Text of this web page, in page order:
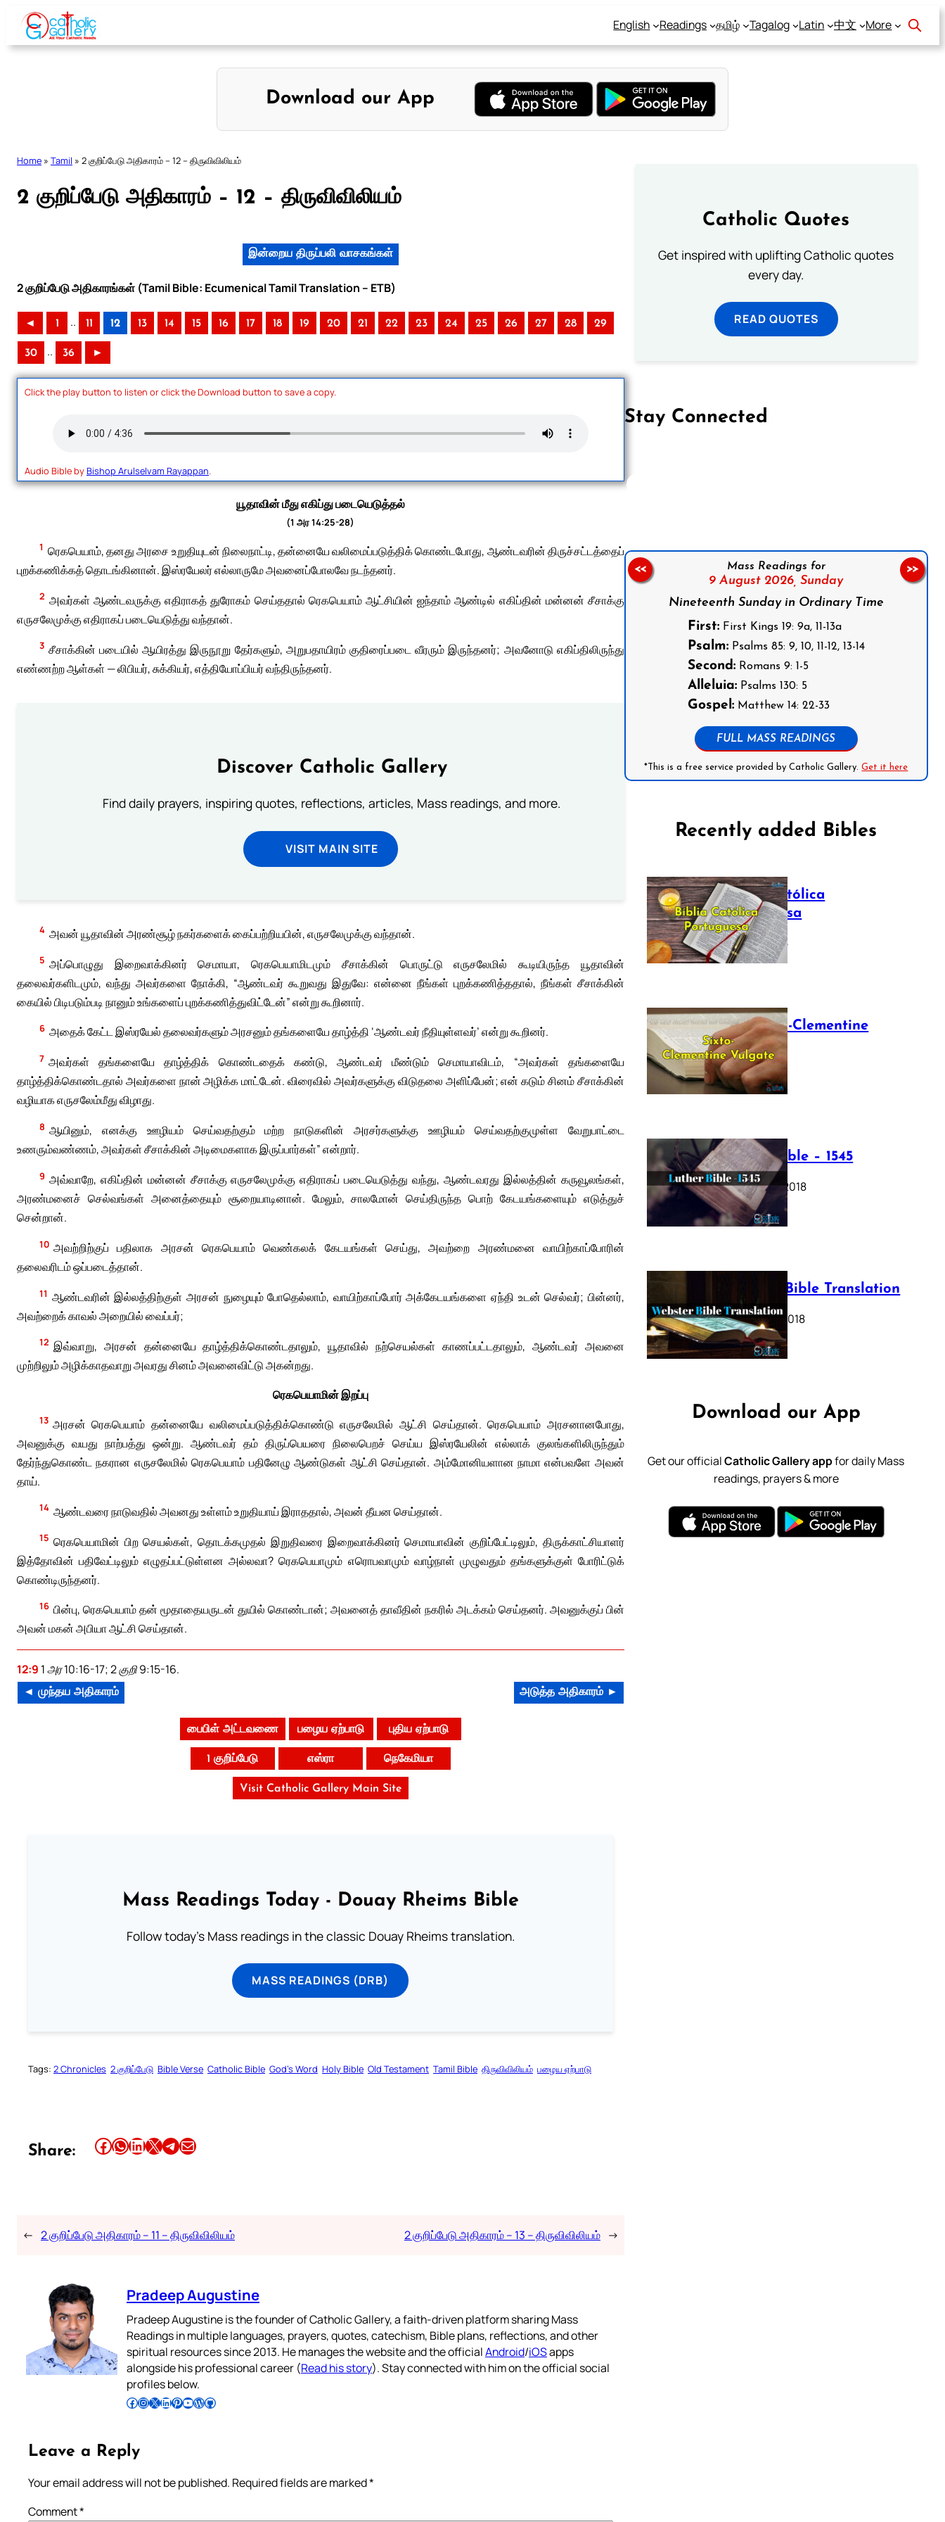
Skip
content
English Readings தமிழ் Tagalog Latin 中文 More
Download our App
Home » Tamil » 2 குறிப்பேடு அதிகாரம் – 12 – திருவிவிலியம்
2 குறிப்பேடு அதிகாரம் – 12 – திருவிவிலியம்
இன்றைய திருப்பலி வாசகங்கள்
2 குறிப்பேடு அதிகாரங்கள் (Tamil Bible: Ecumenical Tamil Translation – ETB)
◄ 1 .. 11 12 13 14 15 16 17 18 19 20 21 22 23 24 25 26 27 28 29
30 .. 36 ►
Click the play button to listen or click the Download button to save a copy.
Audio Bible byBishop Arulselvam Rayappan.
யூதாவின் மீது எகிப்து படையெடுத்தல்
(1 அர 14:25-28)
1 ரெகபெயாம், தனது அரசை உறுதியுடன் நிலைநாட்டி, தன்னையே வலிமைப்படுத்திக் கொண்டபோது, ஆண்டவரின் திருச்சட்டத்தைப்
புறக்கணிக்கத் தொடங்கினான். இஸ்ரயேலர் எல்லாருமே அவனைப்போலவே நடந்தனர்.
2 அவர்கள் ஆண்டவருக்கு எதிராகத் துரோகம் செய்ததால் ரெகபெயாம் ஆட்சியின் ஐந்தாம் ஆண்டில் எகிப்தின் மன்னன் சீசாக்கு
எருசலேமுக்கு எதிராகப் படையெடுத்து வந்தான்.
3 சீசாக்கின் படையில் ஆயிரத்து இருநூறு தேர்களும், அறுபதாயிரம் குதிரைப்படை வீரரும் இருந்தனர்; அவனோடு எகிப்திலிருந்து
எண்ணற்ற ஆள்கள் — லிபியர், சுக்கியர், எத்தியோப்பியர் வந்திருந்தனர்.
Discover Catholic Gallery
Find daily prayers, inspiring quotes, reflections, articles, Mass readings, and more.
VISIT MAIN SITE
4 அவன் யூதாவின் அரண்சூழ் நகர்களைக் கைப்பற்றியபின், எருசலேமுக்கு வந்தான்.
5 அப்பொழுது இறைவாக்கினர் செமாயா, ரெகபெயாமிடமும் சீசாக்கின் பொருட்டு எருசலேமில் கூடியிருந்த யூதாவின்
தலைவர்களிடமும், வந்து அவர்களை நோக்கி, “ஆண்டவர் கூறுவது இதுவே: என்னை நீங்கள் புறக்கணித்ததால், நீங்கள் சீசாக்கின்
கையில் பிடிபடும்படி நானும் உங்களைப் புறக்கணித்துவிட்டேன்” என்று கூறினார்.
6 அதைக் கேட்ட இஸ்ரயேல் தலைவர்களும் அரசனும் தங்களையே தாழ்த்தி ‘ஆண்டவர் நீதியுள்ளவர்’ என்று கூறினர்.
7 அவர்கள் தங்களையே தாழ்த்திக் கொண்டதைக் கண்டு, ஆண்டவர் மீண்டும் செமாயாவிடம், “அவர்கள் தங்களையே
தாழ்த்திக்கொண்டதால் அவர்களை நான் அழிக்க மாட்டேன். விரைவில் அவர்களுக்கு விடுதலை அளிப்பேன்; என் கடும் சினம் சீசாக்கின்
வழியாக எருசலேம்மீது விழாது.
8 ஆயினும், எனக்கு ஊழியம் செய்வதற்கும் மற்ற நாடுகளின் அரசர்களுக்கு ஊழியம் செய்வதற்குமுள்ள வேறுபாட்டை
உணரும்வண்ணம், அவர்கள் சீசாக்கின் அடிமைகளாக இருப்பார்கள்” என்றார்.
9 அவ்வாறே, எகிப்தின் மன்னன் சீசாக்கு எருசலேமுக்கு எதிராகப் படையெடுத்து வந்து, ஆண்டவரது இல்லத்தின் கருவூலங்கள்,
அரண்மனைச் செல்வங்கள் அனைத்தையும் சூறையாடினான். மேலும், சாலமோன் செய்திருந்த பொற் கேடயங்களையும் எடுத்துச்
சென்றான்.
10 அவற்றிற்குப் பதிலாக அரசன் ரெகபெயாம் வெண்கலக் கேடயங்கள் செய்து, அவற்றை அரண்மனை வாயிற்காப்போரின்
தலைவரிடம் ஒப்படைத்தான்.
11 ஆண்டவரின் இல்லத்திற்குள் அரசன் நுழையும் போதெல்லாம், வாயிற்காப்போர் அக்கேடயங்களை ஏந்தி உடன் செல்வர்; பின்னர்,
அவற்றைக் காவல் அறையில் வைப்பர்;
12 இவ்வாறு, அரசன் தன்னையே தாழ்த்திக்கொண்டதாலும், யூதாவில் நற்செயல்கள் காணப்பட்டதாலும், ஆண்டவர் அவனை
முற்றிலும் அழிக்காதவாறு அவரது சினம் அவனைவிட்டு அகன்றது.
ரெகபெயாமின் இறப்பு
13 அரசன் ரெகபெயாம் தன்னையே வலிமைப்படுத்திக்கொண்டு எருசலேமில் ஆட்சி செய்தான். ரெகபெயாம் அரசனானபோது,
அவனுக்கு வயது நாற்பத்து ஒன்று. ஆண்டவர் தம் திருப்பெயரை நிலைபெறச் செய்ய இஸ்ரயேலின் எல்லாக் குலங்களிலிருந்தும்
தேர்ந்துகொண்ட நகரான எருசலேமில் ரெகபெயாம் பதினேழு ஆண்டுகள் ஆட்சி செய்தான். அம்மோனியளான நாமா என்பவளே அவன்
தாய்.
14 ஆண்டவரை நாடுவதில் அவனது உள்ளம் உறுதியாய் இராததால், அவன் தீயன செய்தான்.
15 ரெகபெயாமின் பிற செயல்கள், தொடக்கமுதல் இறுதிவரை இறைவாக்கினர் செமாயாவின் குறிப்பேட்டிலும், திருக்காட்சியாளர்
இத்தோவின் பதிவேட்டிலும் எழுதப்பட்டுள்ளன அல்லவா? ரெகபெயாமும் எரொபவாமும் வாழ்நாள் முழுவதும் தங்களுக்குள் போரிட்டுக்
கொண்டிருந்தனர்.
16 பின்பு, ரெகபெயாம் தன் மூதாதையருடன் துயில் கொண்டான்; அவனைத் தாவீதின் நகரில் அடக்கம் செய்தனர். அவனுக்குப் பின்
அவன் மகன் அபியா ஆட்சி செய்தான்.
12:9 1 அர 10:16-17; 2 குறி 9:15-16.
◄ முந்தய அதிகாரம் அடுத்த அதிகாரம் ►
பைபிள் அட்டவணை பழைய ஏற்பாடு புதிய ஏற்பாடு
1 குறிப்பேடு எஸ்ரா நெகேமியா
Visit Catholic Gallery Main Site
Mass Readings Today - Douay Rheims Bible
Follow today's Mass readings in the classic Douay Rheims translation.
MASS READINGS (DRB)
Tags: 2 Chronicles 2 குறிப்பேடு Bible Verse Catholic Bible God’s Word Holy Bible Old Testament Tamil Bible திருவிவிலியம் பழைய ஏற்பாடு
Share: Share this article on Facebook Share this article on WhatsApp Share this article on LinkedIn Share this article on X Share this article on TelegramEmail this Article
← 2 குறிப்பேடு அதிகாரம் – 11 – திருவிவிலியம் 2 குறிப்பேடு அதிகாரம் – 13 – திருவிவிலியம் →
Pradeep Augustine
Pradeep Augustine is the founder of Catholic Gallery, a faith-driven platform sharing Mass
Readings in multiple languages, prayers, quotes, catechism, Bible plans, reflections, and other
spiritual resources since 2013. He manages the website and the officialAndroid/iOSapps
alongside his professional career (Read his story). Stay connected with him on the official social
profiles below.
Follow Pradeep on Facebook Follow Pradeep on InstagramFollow Pradeep on X Follow Pradeep on LinkedIn Follow Pradeep on Pinterest Subscribe to Pradeep’s Youtube Channel Follow Pradeep on WordPress Follow Pradeep on GitHub
Leave a Reply
Your email address will not be published. Required fields are marked*
Comment*
Catholic Quotes
Get inspired with uplifting Catholic quotes
every day.
READ QUOTES
Stay Connected
Follow us on Facebook
Mass Readings for
9 August 2026, Sunday
Nineteenth Sunday in Ordinary Time
First:First Kings 19: 9a, 11-13a
Psalm:Psalms 85: 9, 10, 11-12, 13-14
Second:Romans 9: 1-5
Alleluia:Psalms 130: 5
Gospel:Matthew 14: 22-33
FULL MASS READINGS
*This is a free service provided by Catholic Gallery.Get it here
<< >>
Recently added Bibles
Bíblia Católica
Portuguesa
July 16, 2025
The Sixto-Clementine
Vulgate
July 12, 2025
Luther Bible – 1545
October 17, 2018
Webster Bible Translation
October 11, 2018
Download our App
Get our officialCatholic Gallery appfor daily Mass
readings, prayers & more